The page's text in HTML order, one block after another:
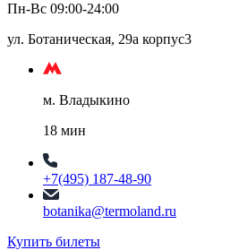
Пн-Вс 09:00-24:00
ул. Ботаническая, 29а корпус3
м. Владыкино
18 мин
+7(495) 187-48-90
botanika@termoland.ru
Купить билеты